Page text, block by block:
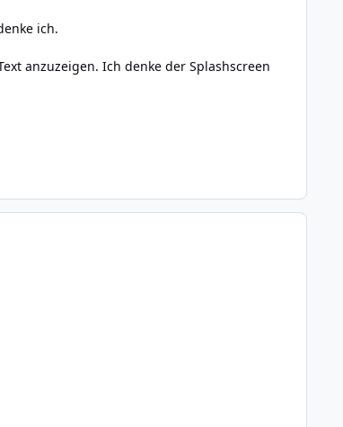
ich.
anzuzeigen. Ich denke der Splashscreen